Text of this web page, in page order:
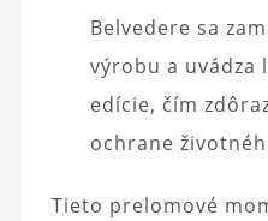
Belvedere sa
výrobu a uvádza
edície, čím
ochrane
Tieto prelomové